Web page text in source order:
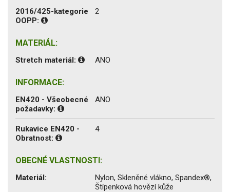
2016/425-kategorie
OOPP:
2
MATERIÁL:
Stretch materiál: ANO
INFORMACE:
EN420 - Všeobecné
požadavky:
ANO
Rukavice EN420 -
Obratnost:
4
OBECNÉ VLASTNOSTI:
Materiál:
Nylon, Skleněné vlákno, Spandex®,
Štípenková hovězí kůže